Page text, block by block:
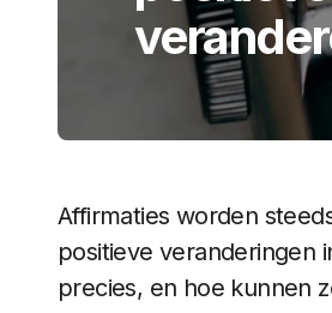
Affirmaties worden
positieve veranderingen
precies, en hoe kunnen